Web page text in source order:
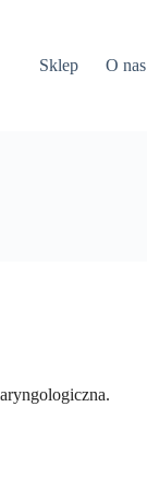
Sklep O nas